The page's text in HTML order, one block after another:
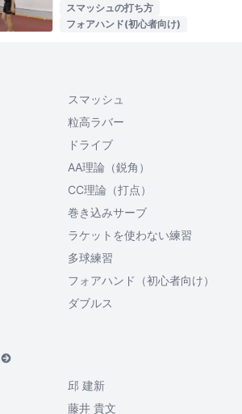
スマッシュの打ち方
フォアハンド(初心者向け)
スマッシュ
粒高ラバー
ドライブ
AA理論（鋭角）
CC理論（打点）
巻き込みサーブ
ラケットを使わない練習
多球練習
フォアハンド（初心者向け）
ダブルス
邱 建新
藤井 貴文